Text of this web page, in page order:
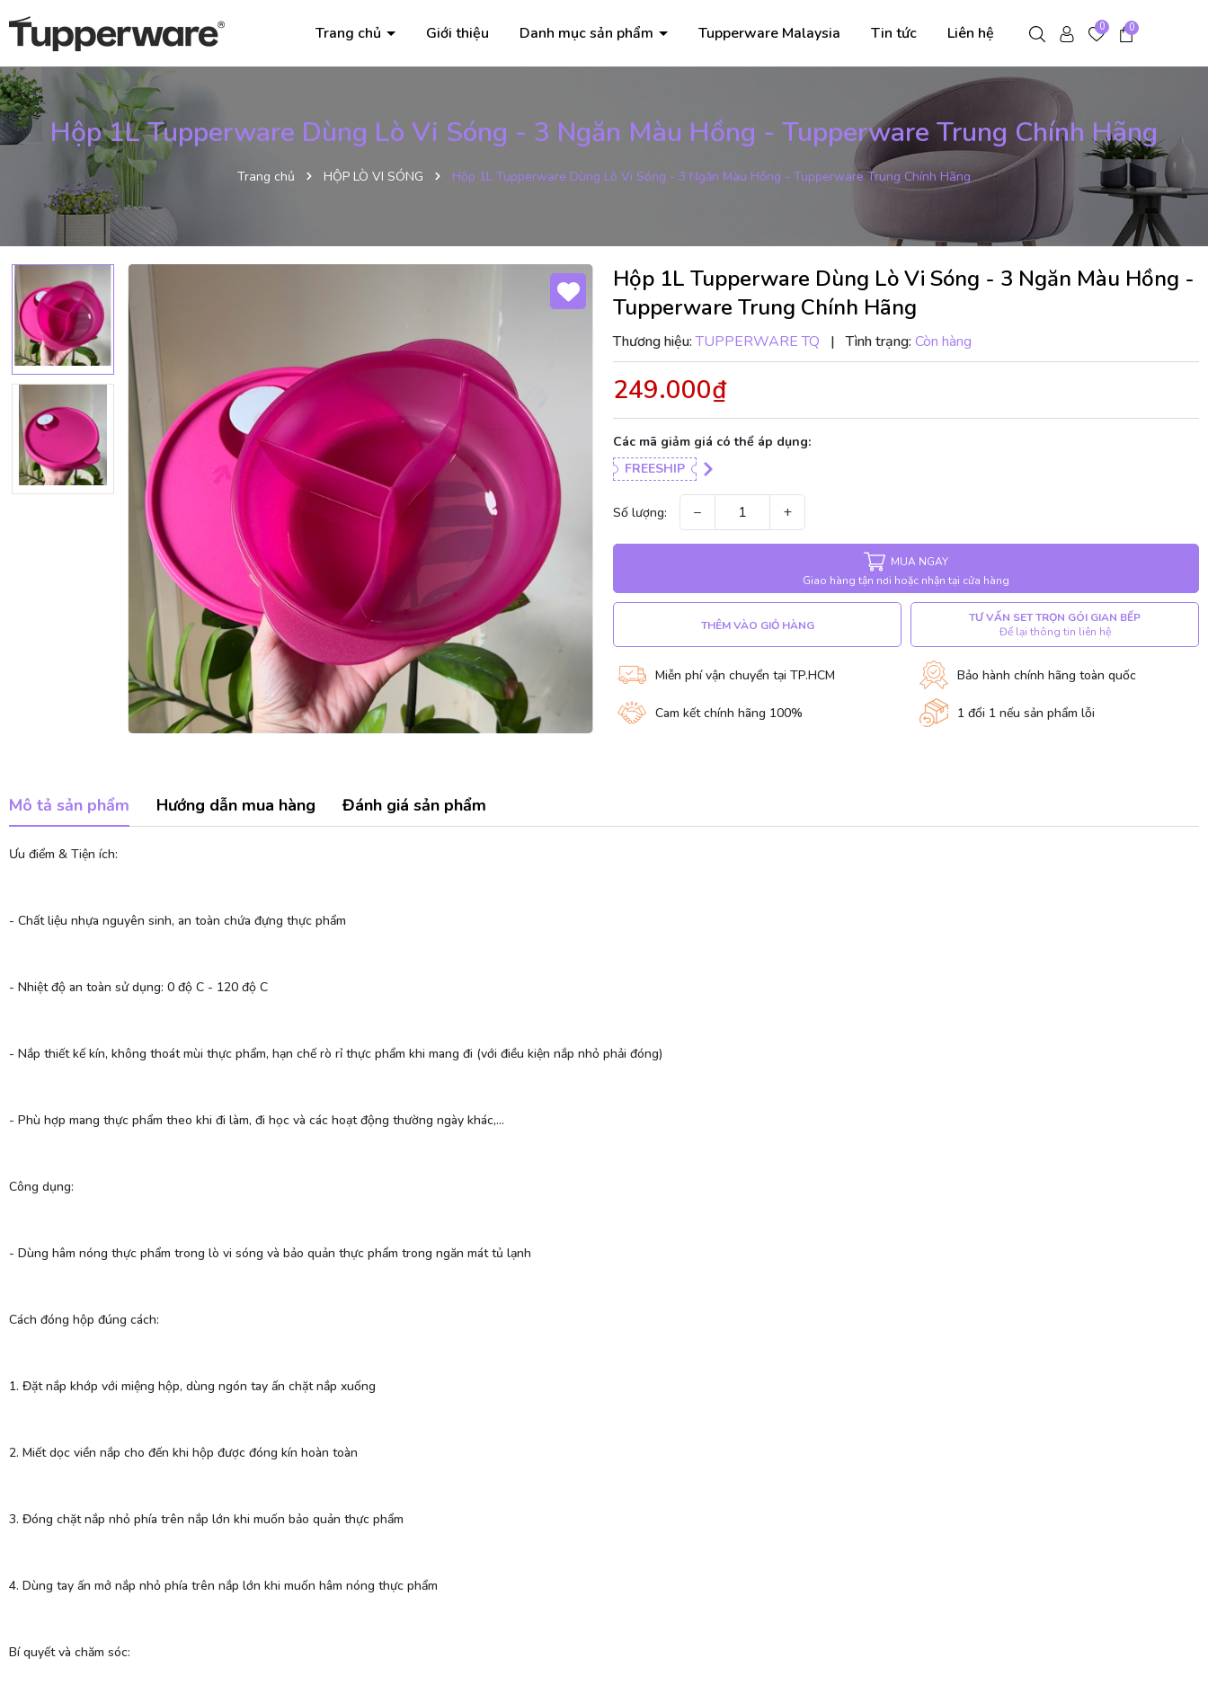
Trang chủ Giới thiệu Danh mục sản phẩm Tupperware Malaysia Tin tức Liên hệ 0 0
Hộp 1L Tupperware Dùng Lò Vi Sóng - 3 Ngăn Màu Hồng - Tupperware Trung Chính Hãng
Trang chủ HỘP LÒ VI SÓNG Hộp 1L Tupperware Dùng Lò Vi Sóng - 3 Ngăn Màu Hồng - Tupperware Trung Chính Hãng
Hộp 1L Tupperware Dùng Lò Vi Sóng - 3 Ngăn Màu Hồng -
Tupperware Trung Chính Hãng
Thương hiệu: TUPPERWARE TQ | Tình trạng: Còn hàng
249.000₫
Các mã giảm giá có thể áp dụng:
FREESHIP
Số lượng: − +
MUA NGAY
Giao hàng tận nơi hoặc nhận tại cửa hàng
THÊM VÀO GIỎ HÀNG
TƯ VẤN SET TRỌN GÓI GIAN BẾP
Để lại thông tin liên hệ
Miễn phí vận chuyển tại TP.HCM Bảo hành chính hãng toàn quốc
Cam kết chính hãng 100% 1 đổi 1 nếu sản phẩm lỗi
Mô tả sản phẩm Hướng dẫn mua hàng Đánh giá sản phẩm
Ưu điểm & Tiện ích:
- Chất liệu nhựa nguyên sinh, an toàn chứa đựng thực phẩm
- Nhiệt độ an toàn sử dụng: 0 độ C - 120 độ C
- Nắp thiết kế kín, không thoát mùi thực phẩm, hạn chế rò rỉ thực phẩm khi mang đi (với điều kiện nắp nhỏ phải đóng)
- Phù hợp mang thực phẩm theo khi đi làm, đi học và các hoạt động thường ngày khác,...
Công dụng:
- Dùng hâm nóng thực phẩm trong lò vi sóng và bảo quản thực phẩm trong ngăn mát tủ lạnh
Cách đóng hộp đúng cách:
1. Đặt nắp khớp với miệng hộp, dùng ngón tay ấn chặt nắp xuống
2. Miết dọc viền nắp cho đến khi hộp được đóng kín hoàn toàn
3. Đóng chặt nắp nhỏ phía trên nắp lớn khi muốn bảo quản thực phẩm
4. Dùng tay ấn mở nắp nhỏ phía trên nắp lớn khi muốn hâm nóng thực phẩm
Bí quyết và chăm sóc: